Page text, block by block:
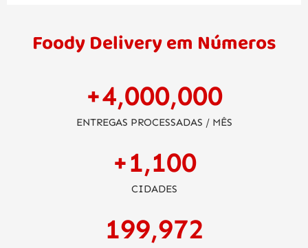
Foody Delivery em Números
ENTREGAS PROCESSADAS / MÊS
+4,000,000
CIDADES
+1,100
200,000